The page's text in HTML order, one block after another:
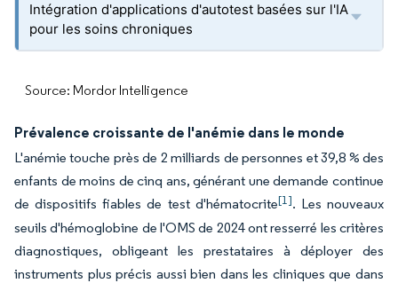
Intégration d'applications d'autotest basées sur l'IA
pour les soins chroniques
Source: Mordor Intelligence
Prévalence croissante de l'anémie dans le monde
L'anémie touche près de 2 milliards de personnes et 39,8 % des
enfants de moins de cinq ans, générant une demande continue
de dispositifs fiables de test d'hématocrite[1]. Les nouveaux
seuils d'hémoglobine de l'OMS de 2024 ont resserré les critères
diagnostiques, obligeant les prestataires à déployer des
instruments plus précis aussi bien dans les cliniques que dans